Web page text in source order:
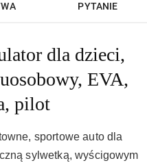
PYTANIE
dla dzieci,
EVA,
pilot
sportowe auto dla
sylwetką, wyścigowym